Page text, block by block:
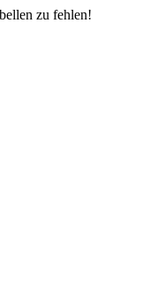
zu fehlen!